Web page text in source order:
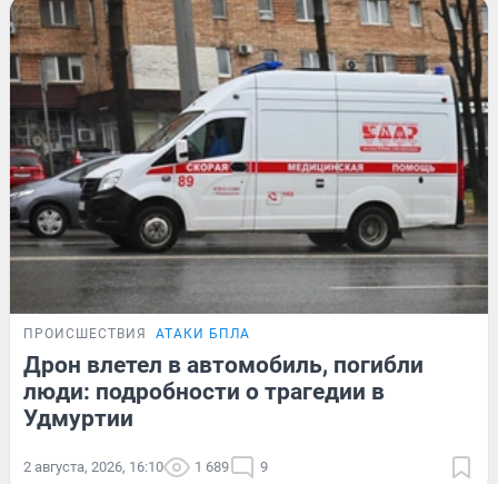
ПРОИСШЕСТВИЯ АТАКИ БПЛА
Дрон влетел в автомобиль, погибли
люди: подробности о трагедии в
Удмуртии
2 августа, 2026, 16:10 1 689 9